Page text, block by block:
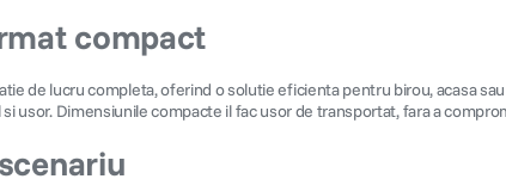
compact
de lucru completa, oferind o solutie eficienta pentru birou, acasa
usor. Dimensiunile compacte il fac usor de transportat, fara a